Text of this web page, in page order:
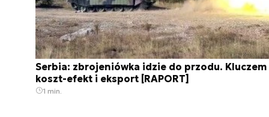
Serbia: zbrojeniówka idzie do przodu. Kluczem
koszt-efekt i eksport [RAPORT]
1 min.